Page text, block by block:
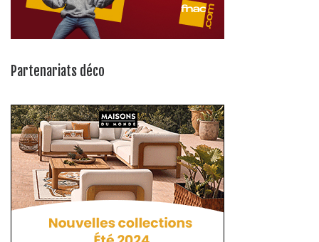
Partenariats déco